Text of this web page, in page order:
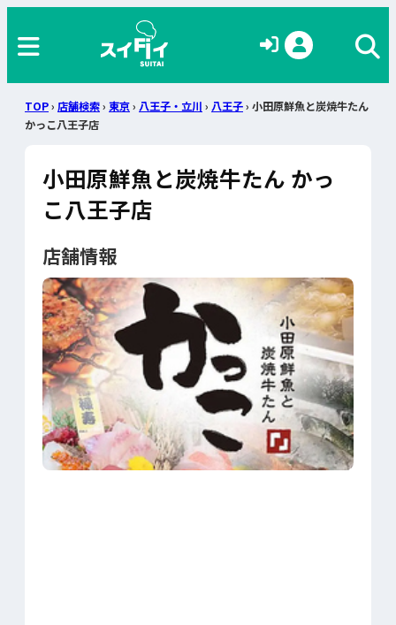
TOP› 店舗検索› 東京› 八王子・立川 › 八王子› 小田原鮮魚と炭焼牛たん
かっこ八王子店
小田原鮮魚と炭焼牛たん かっ
こ八王子店
店舗情報
>